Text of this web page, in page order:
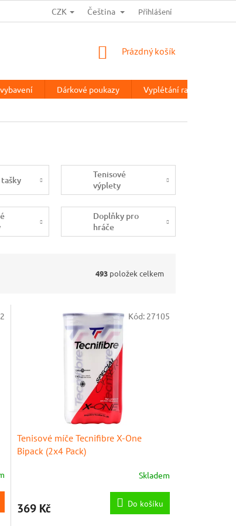
OSOBNÍCH ÚDAJŮ HODNOCENÍ OBCHODU
CZK Čeština Přihlášení
NÁKUPNÍ
Prázdný košík
Dárkové poukazy Vyplétání raket
Tenisové
výplety
Doplňky pro
hráče
493 položek celkem
Tenisové míče Tecnifibre X-One
Bipack (2x4 Pack)
je
Skladem
369 Kč Do košíku
Kód: 27105